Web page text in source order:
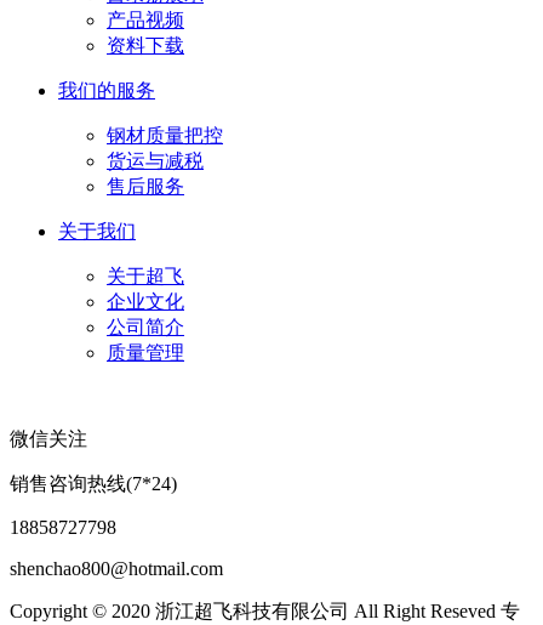
产品视频
资料下载
我们的服务
钢材质量把控
货运与减税
售后服务
关于我们
关于超飞
企业文化
公司简介
质量管理
微信关注
销售咨询热线(7*24)
18858727798
shenchao800@hotmail.com
Copyright © 2020 浙江超飞科技有限公司 All Right Reseved 专